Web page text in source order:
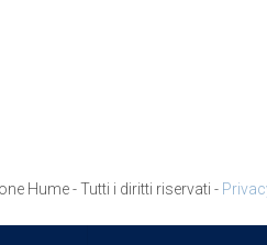
Hume - Tutti i diritti riservati -